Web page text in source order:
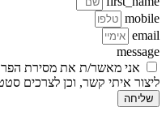
mobile
email
message
אני מאשר/ת את מסירת
ליצור איתי קשר, וכן לצרכים
שליחה